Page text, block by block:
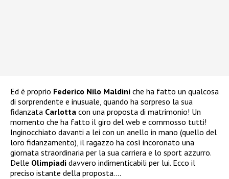
Ed è proprio Federico Nilo Maldini che ha fatto un qualcosa
di sorprendente e inusuale, quando ha sorpreso la sua
fidanzata Carlotta con una proposta di matrimonio! Un
momento che ha fatto il giro del web e commosso tutti!
Inginocchiato davanti a lei con un anello in mano (quello del
loro fidanzamento), il ragazzo ha così incoronato una
giornata straordinaria per la sua carriera e lo sport azzurro.
Delle Olimpiadi davvero indimenticabili per lui. Ecco il
preciso istante della proposta….